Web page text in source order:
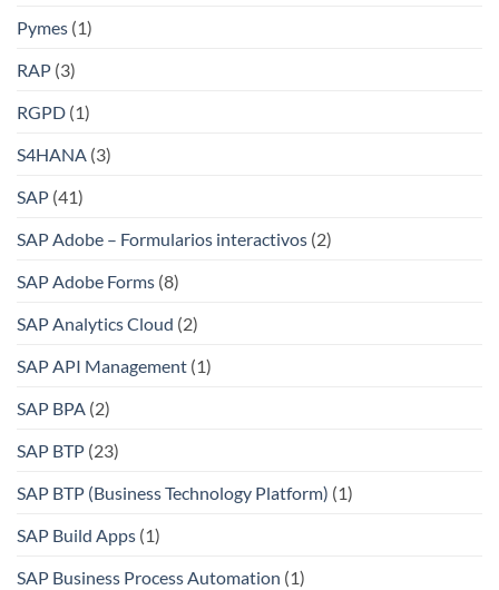
Pymes (1)
RAP (3)
RGPD (1)
S4HANA (3)
SAP (41)
SAP Adobe – Formularios interactivos (2)
SAP Adobe Forms (8)
SAP Analytics Cloud (2)
SAP API Management (1)
SAP BPA (2)
SAP BTP (23)
SAP BTP (Business Technology Platform) (1)
SAP Build Apps (1)
SAP Business Process Automation (1)